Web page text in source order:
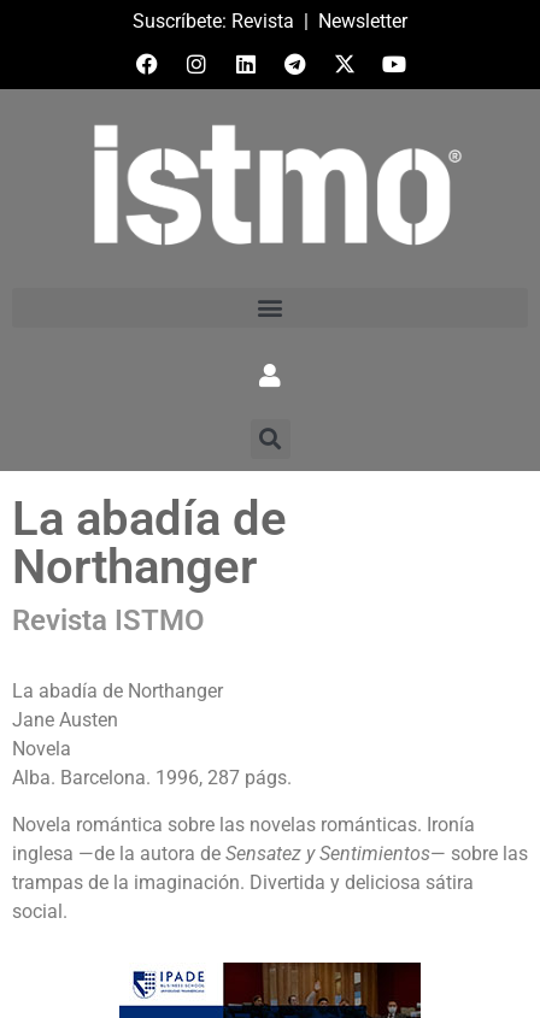
Suscríbete: Revista | Newsletter
La abadía de
Northanger
Revista ISTMO
La abadía de Northanger
Jane Austen
Novela
Alba. Barcelona. 1996, 287 págs.
Novela romántica sobre las novelas románticas. Ironía
inglesa —de la autora de Sensatez y Sentimientos— sobre las
trampas de la imaginación. Divertida y deliciosa sátira
social.